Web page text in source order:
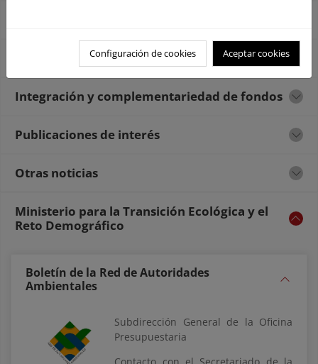
Buenas prácticas y otros casos de éxito
Integración y complementariedad de fondos
Publicaciones de interés
Otras noticias
Ministerio para la Transición Ecológica y el
Reto Demográfico
Boletín de la Red de Autoridades
Ambientales
Subdirección General de la Oficina
Presupuestaria
Configuración de cookies Aceptar cookies